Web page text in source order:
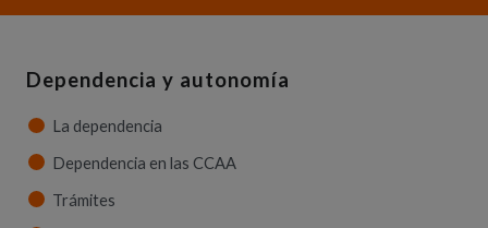
Dependencia y autonomía
La dependencia
Dependencia en las CCAA
Trámites